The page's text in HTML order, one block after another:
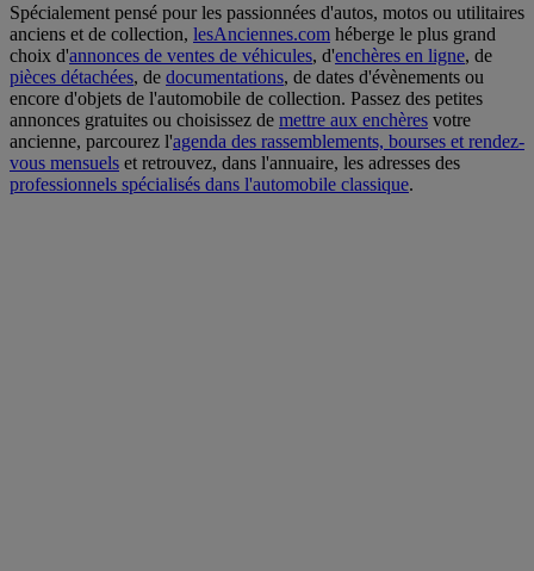
Spécialement pensé pour les passionnées d'autos, motos ou utilitaires
anciens et de collection, lesAnciennes.com héberge le plus grand
choix d'annonces de ventes de véhicules, d'enchères en ligne, de
pièces détachées, de documentations, de dates d'évènements ou
encore d'objets de l'automobile de collection. Passez des petites
annonces gratuites ou choisissez de mettre aux enchères votre
ancienne, parcourez l'agenda des rassemblements, bourses et rendez-
vous mensuels et retrouvez, dans l'annuaire, les adresses des
professionnels spécialisés dans l'automobile classique.